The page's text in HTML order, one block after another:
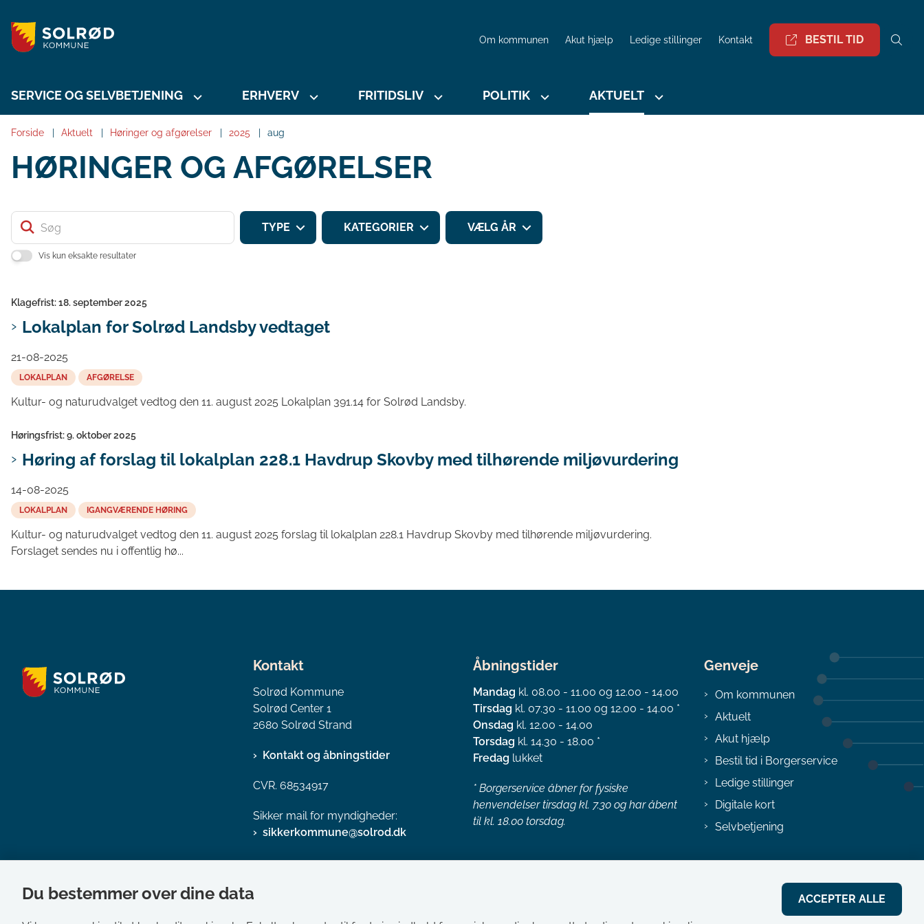
Om kommunen Akut hjælp Ledige stillinger Kontakt BESTIL TID
SERVICE OG SELVBETJENING ERHVERV FRITIDSLIV POLITIK AKTUELT
Forside Aktuelt Høringer og afgørelser 2025 aug
HØRINGER OG AFGØRELSER
Søg
Vis kun eksakte resultater
TYPE KATEGORIER VÆLG ÅR
Klagefrist: 18. september 2025
Lokalplan for Solrød Landsby vedtaget
21-08-2025
LOKALPLAN AFGØRELSE
Kultur- og naturudvalget vedtog den 11. august 2025 Lokalplan 391.14 for Solrød Landsby.
Høringsfrist: 9. oktober 2025
Høring af forslag til lokalplan 228.1 Havdrup Skovby med tilhørende miljøvurdering
14-08-2025
LOKALPLAN IGANGVÆRENDE HØRING
Kultur- og naturudvalget vedtog den 11. august 2025 forslag til lokalplan 228.1 Havdrup Skovby med tilhørende miljøvurdering.
Forslaget sendes nu i offentlig hø...
Kontakt
Solrød Kommune
Solrød Center 1
2680 Solrød Strand
Kontakt og åbningstider
CVR. 68534917
Sikker mail for myndigheder:
sikkerkommune@solrod.dk
Åbningstider
Mandag kl. 08.00 - 11.00 og 12.00 - 14.00
Tirsdag kl. 07.30 - 11.00 og 12.00 - 14.00 *
Onsdag kl. 12.00 - 14.00
Torsdag kl. 14.30 - 18.00 *
Fredag lukket
* Borgerservice åbner for fysiske
henvendelser tirsdag kl. 7.30 og har åbent
til kl. 18.00 torsdag.
Genveje
Om kommunen
Aktuelt
Akut hjælp
Bestil tid i Borgerservice
Ledige stillinger
Digitale kort
Selvbetjening
Du bestemmer over dine data ACCEPTER ALLE